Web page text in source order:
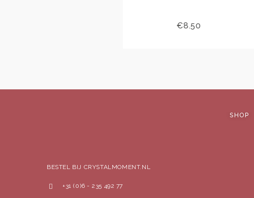
€8.50
SHOP
BESTEL BIJ CRYSTALMOMENT.NL
+31 (0)6 - 235 492 77